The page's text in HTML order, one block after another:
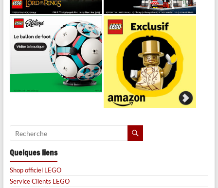
Quelques liens
Shop officiel LEGO
Service Clients LEGO